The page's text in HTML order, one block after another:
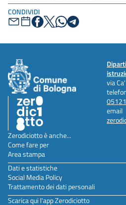
CONDIVIDI
via
email
Zerodiciotto è anche...
Come fare per
Area stampa
Dati e statistiche
Social Media Policy
Trattamento dei dati personali
Scarica qui l'app Zerodiciotto